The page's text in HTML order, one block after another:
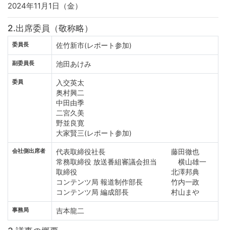
2024年11月1日（金）
2.出席委員（敬称略）
委員長 佐竹新市(レポート参加)
副委員長 池田あけみ
委員
入交英太
奥村興二
中田由季
二宮久美
野並良寛
大家賢三(レポート参加)
会社側出席者
代表取締役社長 藤田徹也
常務取締役 放送番組審議会担当 横山雄一
取締役 北澤邦典
コンテンツ局 報道制作部長 竹内一政
コンテンツ局 編成部長 村山まや
事務局 吉本龍二